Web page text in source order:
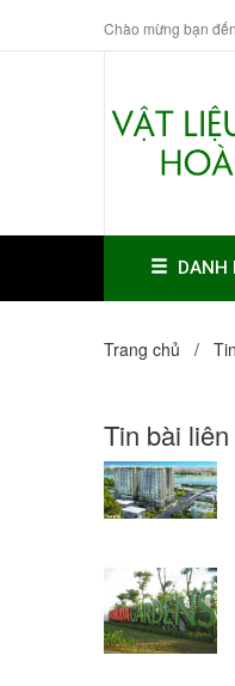
Chào mừng bạn
DANH
Trang chủ /
Tin bài